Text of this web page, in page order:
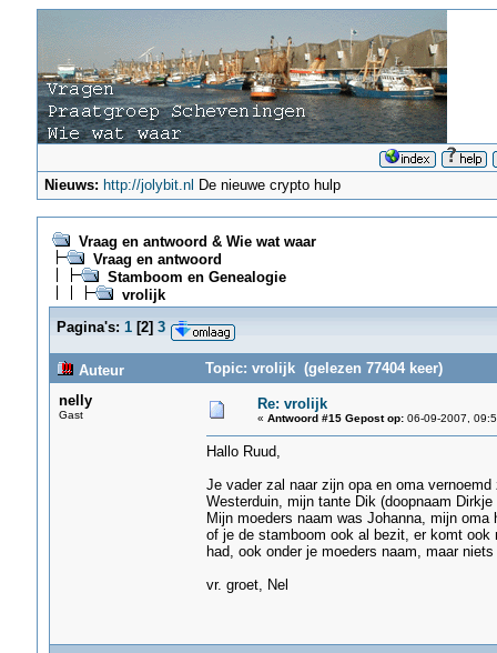
Nieuws: http://jolybit.nl De nieuwe crypto hulp
Vraag en antwoord & Wie wat waar
Vraag en antwoord
Stamboom en Genealogie
vrolijk
Pagina's: 1[2] 3
Auteur
Topic: vrolijk (gelezen 77404 keer)
nelly
Gast
Re: vrolijk
« Antwoord #15 Gepost op:06-09-2007,
Hallo Ruud,
Je vader zal naar zijn opa en oma
Westerduin, mijn tante Dik (doopnaam
Mijn moeders naam was Johanna, mijn
of je de stamboom ook al bezit, er komt
had, ook onder je moeders naam, maar
vr. groet, Nel